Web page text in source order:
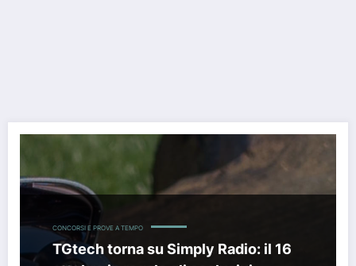
TGtech torna su Simply Radio: il 16 ottobre in regalo gli esclusivi
CONCORSI E PROVE A TEMPO
TGtech torna su Simply Radio: il 16